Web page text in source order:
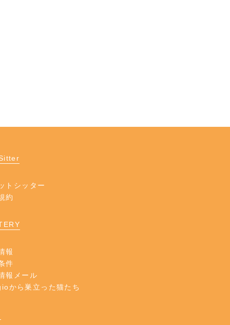
トシッター
約
報
件
報メール
から巣立った猫たち